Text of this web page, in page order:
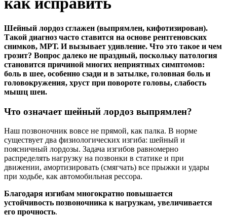
Шейный лордоз сглажен (выпрямлен, кифотизирован).
Такой диагноз часто ставится на основе рентгеновских
снимков, МРТ. И вызывает удивление. Что это такое и чем
грозит? Вопрос далеко не праздный, поскольку патология
становится причиной многих неприятных симптомов:
боль в шее, особенно сзади и в затылке, головная боль и
головокружения, хруст при повороте головы, слабость
мышц шеи.
Что означает шейный лордоз выпрямлен?
Наш позвоночник вовсе не прямой, как палка. В норме
существует два физиологических изгиба: шейный и
поясничный лордозы. Задача изгибов равномерно
распределять нагрузку на позвонки в статике и при
движении, амортизировать (смягчать) все прыжки и удары
при ходьбе, как автомобильная рессора.
Благодаря изгибам многократно повышается
устойчивость позвоночника к нагрузкам, увеличивается
его прочность.